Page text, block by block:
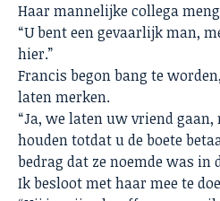
Haar mannelijke collega
“U bent een gevaarlijk man,
hier.”
Francis begon bang te
laten merken.
“Ja, we laten uw vriend
houden totdat u de boete
bedrag dat ze noemde was in
Ik besloot met haar mee te